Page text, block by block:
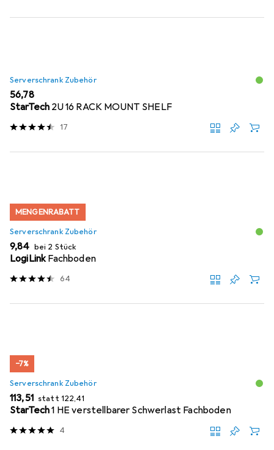
Serverschrank Zubehör
EUR
56,78
StarTech 2U 16 RACK MOUNT SHELF
17
MENGENRABATT
Serverschrank Zubehör
EUR
9,84 bei 2 Stück
LogiLinkFachboden
64
−7%
Serverschrank Zubehör
EUR
113,51 statt EUR
122,41
StarTech1 HE verstellbarer Schwerlast Fachboden
4